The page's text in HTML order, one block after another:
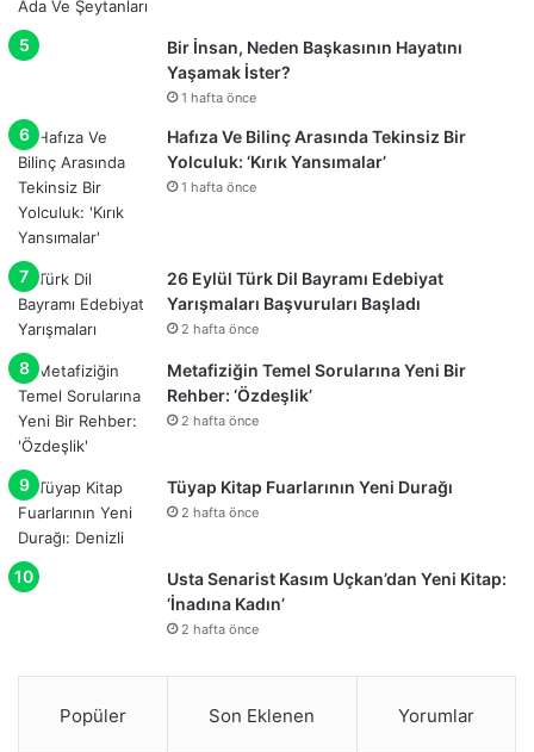
Bir İnsan, Neden Başkasının Hayatını
Yaşamak İster?
1 hafta önce
Hafıza Ve Bilinç Arasında Tekinsiz Bir
Yolculuk: ‘Kırık Yansımalar’
1 hafta önce
26 Eylül Türk Dil Bayramı Edebiyat
Yarışmaları Başvuruları Başladı
2 hafta önce
Metafiziğin Temel Sorularına Yeni Bir
Rehber: ‘Özdeşlik’
2 hafta önce
Tüyap Kitap Fuarlarının Yeni Durağı
2 hafta önce
Usta Senarist Kasım Uçkan’dan Yeni Kitap:
‘İnadına Kadın’
2 hafta önce
Popüler Son Eklenen Yorumlar